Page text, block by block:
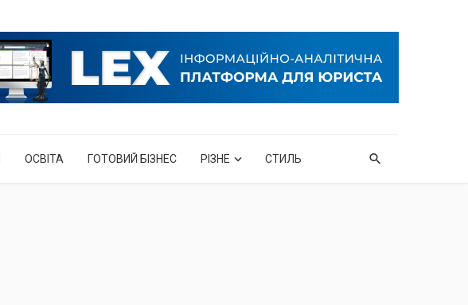
ОСВІТА ГОТОВИЙ БІЗНЕС РІЗНЕ СТИЛЬ